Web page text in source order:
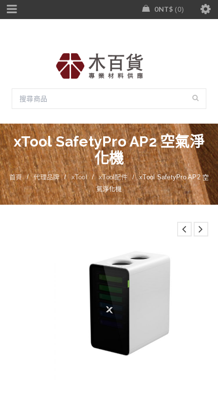
0NT$ 0
xTool SafetyPro AP2 空氣淨
化機
首頁 / 代理品牌 / xTool / xTool配件 /
xTool SafetyPro AP2 空
氣淨化機